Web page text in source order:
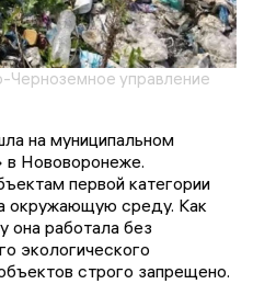
управление
на муниципальном
в Нововоронеже.
первой категории
окружающую среду. Как
она работала без
экологического
строго запрещено.